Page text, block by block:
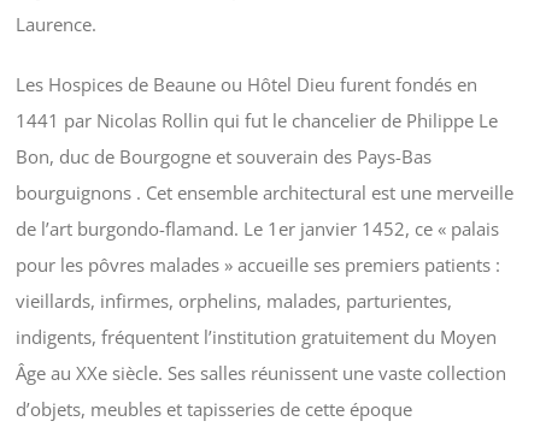
Laurence.
Les Hospices de Beaune ou Hôtel Dieu furent fondés en
1441 par Nicolas Rollin qui fut le chancelier de Philippe Le
Bon, duc de Bourgogne et souverain des Pays-Bas
bourguignons . Cet ensemble architectural est une merveille
de l’art burgondo-flamand. Le 1er janvier 1452, ce « palais
pour les pôvres malades » accueille ses premiers patients :
vieillards, infirmes, orphelins, malades, parturientes,
indigents, fréquentent l’institution gratuitement du Moyen
Âge au XXe siècle. Ses salles réunissent une vaste collection
d’objets, meubles et tapisseries de cette époque